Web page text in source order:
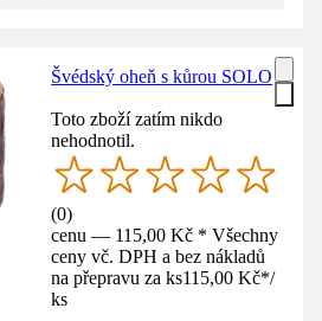
Švédský oheň s kůrou SOLO
Toto zboží zatím nikdo
nehodnotil.
(0)
cenu — 115,00 Kč * Všechny
ceny vč. DPH a bez nákladů
na přepravu za ks115,00 Kč*/
ks